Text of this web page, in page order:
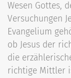
Wesen Gottes,
Versuchungen
Evangelium
ob Jesus der
die
richtige Mittler